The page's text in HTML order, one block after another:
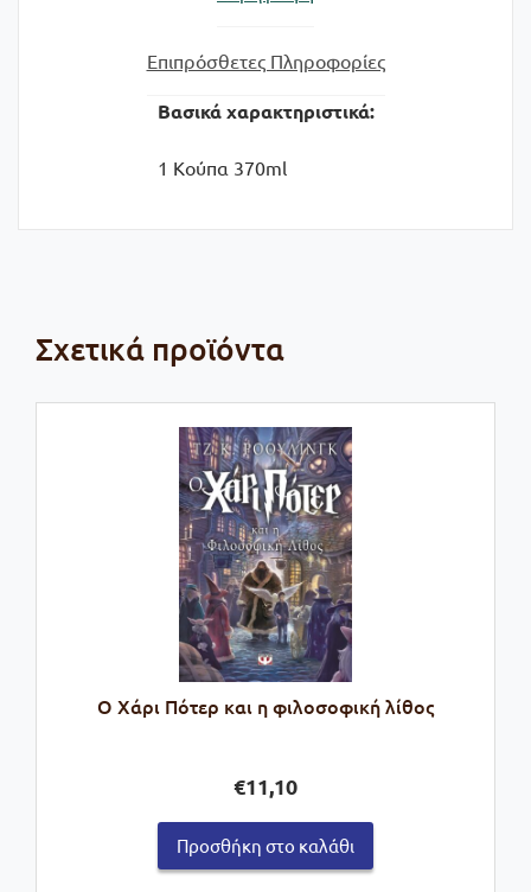
Επιπρόσθετες Πληροφορίες
Βασικά χαρακτηριστικά:
1 Κούπα 370ml
Σχετικά προϊόντα
Ο Χάρι Πότερ και η φιλοσοφική λίθος
€11,10
Προσθήκη στο καλάθι